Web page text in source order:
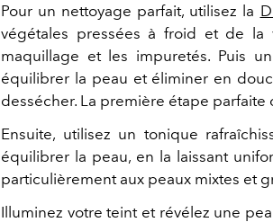
Pour un nettoyage parfait, utilisez la
végétales pressées à froid et de la
maquillage et les impuretés. Puis un
équilibrer la peau et éliminer en
dessécher. La première étape parfaite
Ensuite, utilisez un tonique
équilibrer la peau, en la laissant
particulièrement aux peaux mixtes et
Illuminez votre teint et révélez une